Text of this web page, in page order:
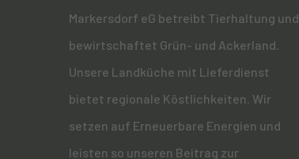
Markersdorf eG betreibt Tierhaltung und
bewirtschaftet Grün- und Ackerland.
Unsere Landküche mit Lieferdienst
bietet regionale Köstlichkeiten. Wir
setzen auf Erneuerbare Energien und
leisten so unseren Beitrag zur